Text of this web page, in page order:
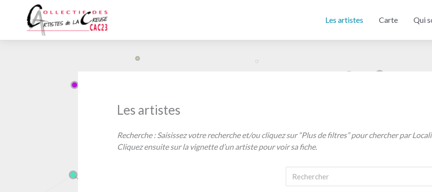
Les artistes Carte Qui
Les artistes
Recherche : Saisissez votre recherche et/ou cliquez sur “Plus de filtres” pour chercher par
Cliquez ensuite sur la vignette d’un artiste pour voir sa fiche.